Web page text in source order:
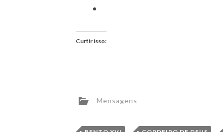
Curtir isso:
Mensagens